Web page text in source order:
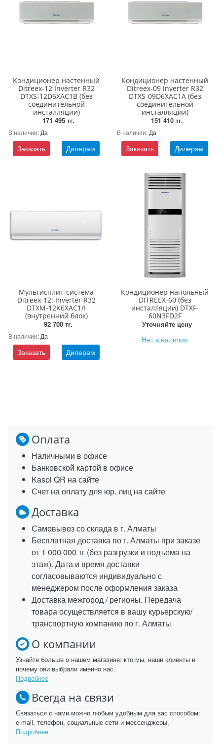
Кондиционер настенный
Ditreex-12 Inverter R32
DTXS-12D6XAC1B (без
соединительной
инсталляции)
171 495 тг.
В наличии: Да
Заказать Дилерам
Кондиционер настенный
Ditreex-09 Inverter R32
DTXS-09D6XAC1A (без
соединительной
инсталляции)
151 410 тг.
В наличии: Да
Заказать Дилерам
Мультисплит-система
Ditreex-12: Inverter R32
DTXM-12K6XAC1/I
(внутренний блок)
92 700 тг.
В наличии: Да
Заказать Дилерам
Кондиционер напольный
DITREEX-60 (без
инсталляции) DTXF-
60N3FD2F
Уточняйте цену
Нет в наличии
Оплата
Наличными в офисе
Банковской картой в офисе
Kaspi QR на сайте
Счет на оплату для юр. лиц на сайте
Доставка
Самовывоз со склада в г. Алматы
Бесплатная доставка по г. Алматы при заказе
от 1 000 000 тг (без разгрузки и подъёма на
этаж). Дата и время доставки
согласовываются индивидуально с
менеджером после оформления заказа
Доставка межгород / регионы. Передача
товара осуществляется в вашу курьерскую/
транспортную компанию по г. Алматы
О компании
Узнайте больше о нашем магазине: кто мы, наши клиенты и
почему они выбрали именно нас.
Подробнее
Всегда на связи
Связаться с нами можно любым удобным для вас способом:
e-mail, телефон, социальные сети и мессенджеры.
Подробнее